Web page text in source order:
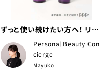
ずっと使い続けたい方へ！ リポ
ソーム アドバンスト リペアセ
ラム定期お届け便Q＆A✨
Personal Beauty Con
cierge
Mayuko